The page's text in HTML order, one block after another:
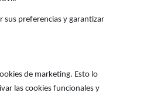
sus preferencias y garantizar
de marketing. Esto lo
las cookies funcionales y